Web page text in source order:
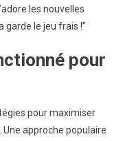
les nouvelles
garde le jeu frais !”
pour
pour maximiser
Une approche populaire